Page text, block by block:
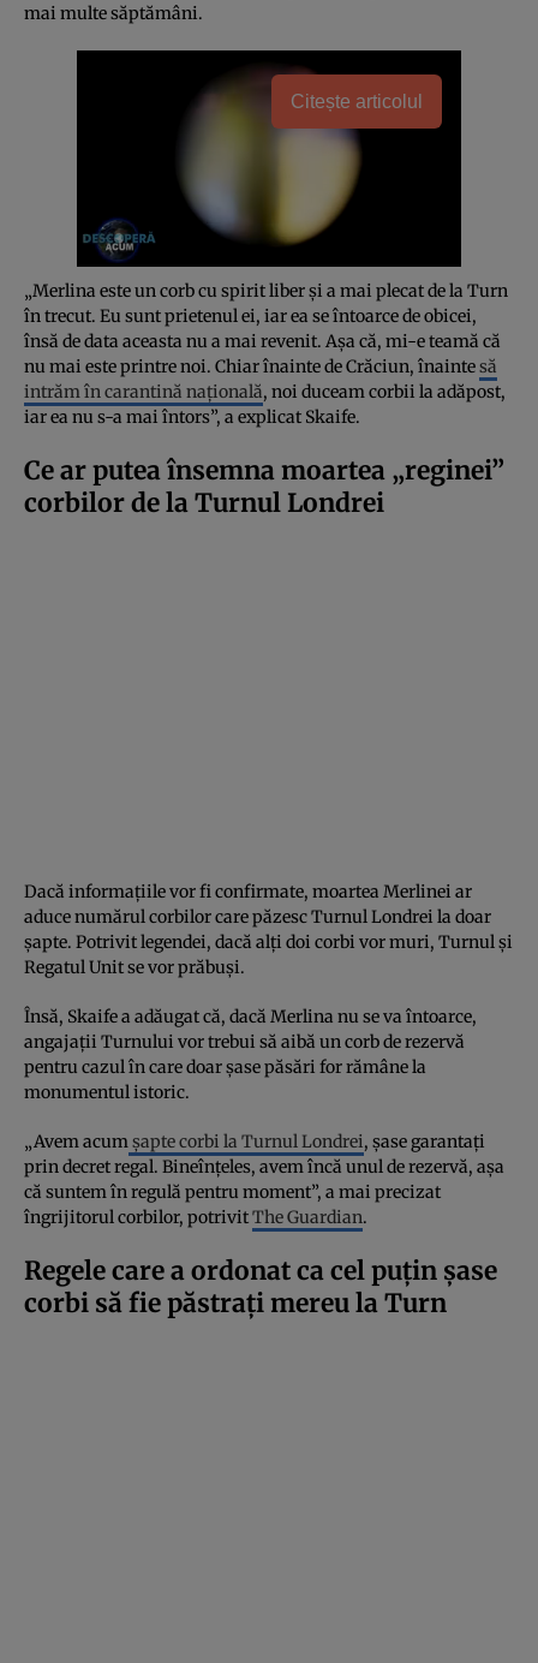
mai multe săptămâni.
Citește articolul
„Merlina este un corb cu spirit liber și a mai plecat de la Turn
în trecut. Eu sunt prietenul ei, iar ea se întoarce de obicei,
însă de data aceasta nu a mai revenit. Așa că, mi-e teamă că
nu mai este printre noi. Chiar înainte de Crăciun, înaintesă
intrăm în carantină națională, noi duceam corbii la adăpost,
iar ea nu s-a mai întors”, a explicat Skaife.
Ce ar putea însemna moartea „reginei”
corbilor de la Turnul Londrei
Dacă informațiile vor fi confirmate, moartea Merlinei ar
aduce numărul corbilor care păzesc Turnul Londrei la doar
șapte. Potrivit legendei, dacă alți doi corbi vor muri, Turnul și
Regatul Unit se vor prăbuși.
Însă, Skaife a adăugat că, dacă Merlina nu se va întoarce,
angajații Turnului vor trebui să aibă un corb de rezervă
pentru cazul în care doar șase păsări for rămâne la
monumentul istoric.
„Avem acumșapte corbi la Turnul Londrei, șase garantați
prin decret regal. Bineînțeles, avem încă unul de rezervă, așa
că suntem în regulă pentru moment”, a mai precizat
îngrijitorul corbilor, potrivitThe Guardian.
Regele care a ordonat ca cel puțin șase
corbi să fie păstrați mereu la Turn